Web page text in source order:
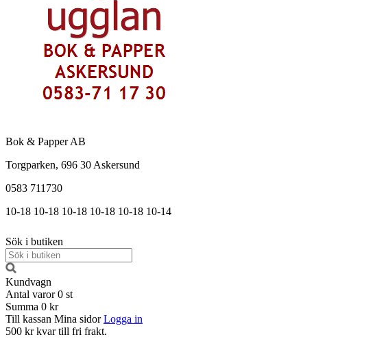
Bok & Papper AB
Torgparken, 696 30 Askersund
0583 711730
10-18 10-18 10-18 10-18 10-18 10-14
Sök i butiken
Kundvagn
Antal varor 0 st
Summa 0 kr
Till kassan Mina sidor Logga in
500 kr kvar till fri frakt.